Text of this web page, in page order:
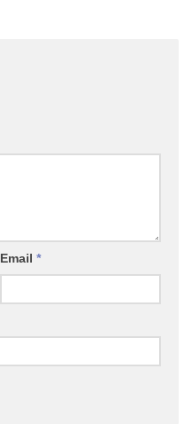
Email *